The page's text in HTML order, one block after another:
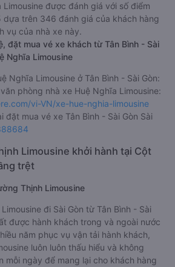
Limousine được đánh giá với số điểm
trên 346 đánh giá của khách hàng
vụ của nhà xe này.
đặt mua vé xe khách từ Tân Bình - Sài
Nghĩa Limousine
Nghĩa Limousine ở Tân Bình - Sài Gòn:
phòng nhà xe Huệ Nghĩa Limousine:
vi-VN/xe-hue-nghia-limousine
đặt mua vé xe Tân Bình - Sài Gòn Sài
Limousine khởi hành tại Cột
trệt
Thịnh Limousine
đi Sài Gòn từ Tân Bình - Sài
được hành khách trong và ngoài nước
năm phục vụ vận tải hành khách,
luôn luôn thấu hiểu và không
mỗi ngày để mang lại cho khách hàng